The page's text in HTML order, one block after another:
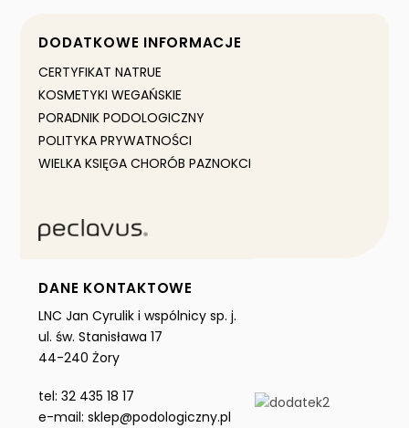
DODATKOWE INFORMACJE
CERTYFIKAT NATRUE
KOSMETYKI WEGAŃSKIE
PORADNIK PODOLOGICZNY
POLITYKA PRYWATNOŚCI
WIELKA KSIĘGA CHORÓB PAZNOKCI
DANE KONTAKTOWE
LNC Jan Cyrulik i wspólnicy sp. j.
ul. św. Stanisława 17
44-240 Żory
tel: 32 435 18 17
e-mail: sklep@podologiczny.pl